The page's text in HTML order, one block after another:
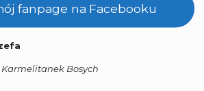
fanpage na Facebooku
Karmelitanek Bosych